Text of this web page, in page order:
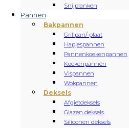
Snijplanken
Pannen
Bakpannen
Grillpan/-plaat
Hapjespannen
Pannenkoekenpannen
Koekenpannen
Vispannen
Wokpannen
Deksels
Afgietdeksels
Glazen deksels
Siliconen deksels